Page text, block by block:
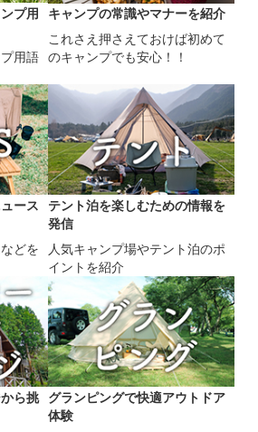
プ用
用語
キャンプの常識やマナーを紹介
これさえ押さえておけば初めて
のキャンプでも安心！！
ース
どを
テント泊を楽しむための情報を
発信
人気キャンプ場やテント泊のポ
イントを紹介
ら挑
グランピングで快適アウトドア
体験